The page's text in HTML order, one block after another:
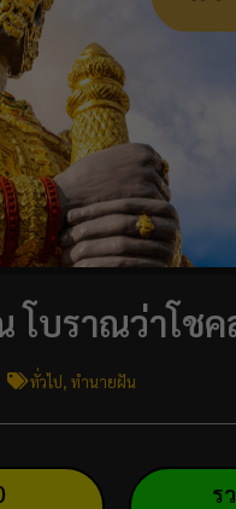
โบราณว่าโชค
ทั่วไป, ทำนายฝัน
ร